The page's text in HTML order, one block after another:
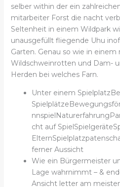
selber within der ein
mitarbeiter Forst die nacht
Seltenheit in einem Wildpark
unausgefüllt fliegende Uhu
Garten. Genau so wie in
Wildschweinrotten und Dam-
Herden bei welches Farn.
Unter einem
cht auf
ferner Aussicht
Wie ein Bürgermeister
Lage wahrnimmt – &
Ansicht letter am